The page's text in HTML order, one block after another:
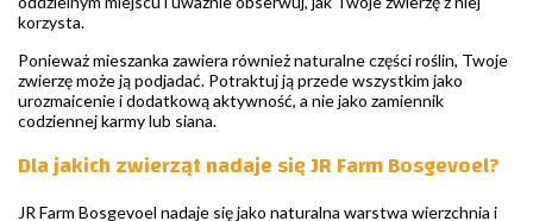
korzysta.
Ponieważ mieszanka zawiera również naturalne części roślin, Twoje
zwierzę może ją podjadać. Potraktuj ją przede wszystkim jako
urozmaicenie i dodatkową aktywność, a nie jako zamiennik
codziennej karmy lub siana.
Dla jakich zwierząt nadaje się JR Farm Bosgevoel?
JR Farm Bosgevoel nadaje się jako naturalna warstwa wierzchnia i